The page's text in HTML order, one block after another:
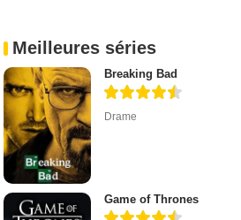
Meilleures séries
Breaking Bad
Drame
Game of Thrones